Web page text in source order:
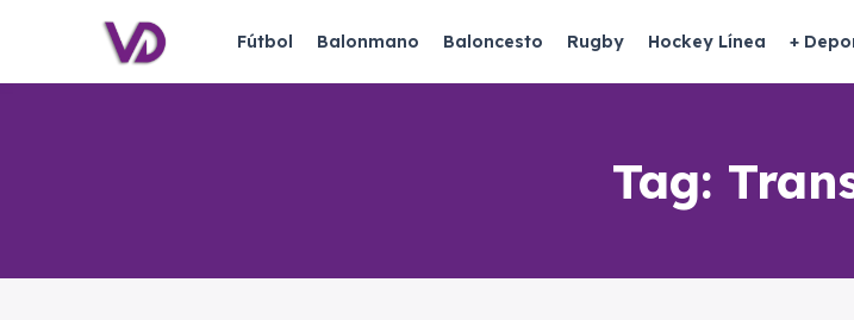
Fútbol Balonmano Baloncesto Rugby Hockey Línea +
Tag: